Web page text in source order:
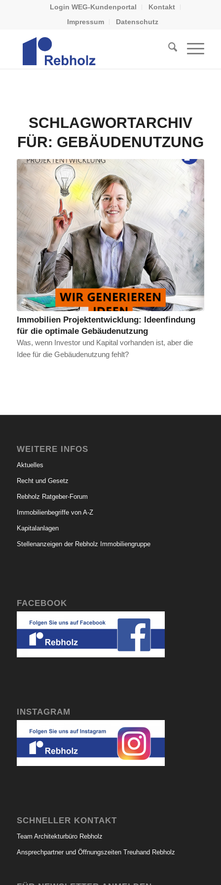
Login WEG-Kundenportal
Kontakt
Impressum
Datenschutz
SCHLAGWORTARCHIV
FÜR: GEBÄUDENUTZUNG
Immobilien Projektentwicklung: Ideenfindung
für die optimale Gebäudenutzung
Was, wenn Investor und Kapital vorhanden ist, aber die
Idee für die Gebäudenutzung fehlt?
WEITERE INFOS
Aktuelles
Recht und Gesetz
Rebholz Ratgeber-Forum
Immobilienbegriffe von A-Z
Kapitalanlagen
Stellenanzeigen der Rebholz Immobiliengruppe
FACEBOOK
INSTAGRAM
SCHNELLER KONTAKT
Team Architekturbüro Rebholz
Ansprechpartner und Öffnungszeiten Treuhand Rebholz